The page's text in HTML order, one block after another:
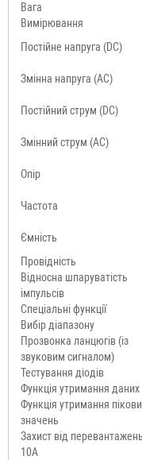
Вага
Вимірювання
Постійне напруга (DC)
Змінна напруга (AC)
Постійний струм (DC)
Змінний струм (AC)
Опір
Частота
Ємність
Провідність
Відносна шпаруватість
імпульсів
Спеціальні функції
Вибір діапазону
Прозвонка ланцюгів (із
звуковим сигналом)
Тестування діодів
Функція утримання даних
Функція утримання
значень
Захист від
10А